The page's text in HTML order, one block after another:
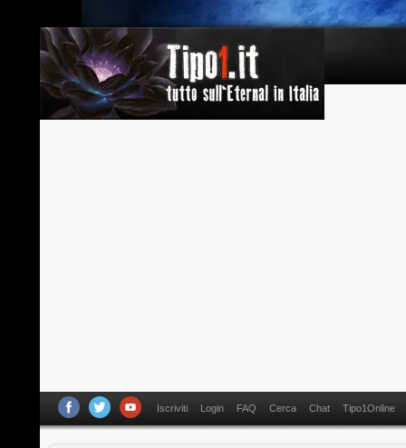
Iscriviti Login FAQ Cerca Chat Tipo1Online